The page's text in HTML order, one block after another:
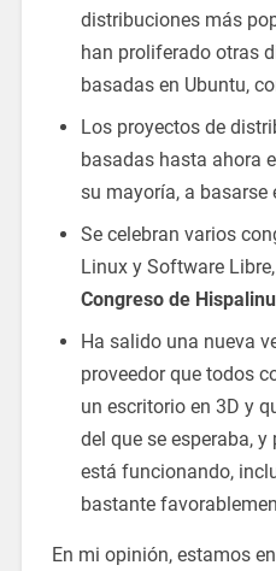
distribuciones más
han proliferado otras
basadas en Ubuntu,
Los proyectos de
basadas hasta ahora
su mayoría, a basarse
Se celebran varios
Linux y Software
Congreso de
Ha salido una nueva
proveedor que todos
un escritorio en 3D y
del que se esperaba, y
está funcionando,
bastante
En mi opinión, estamos